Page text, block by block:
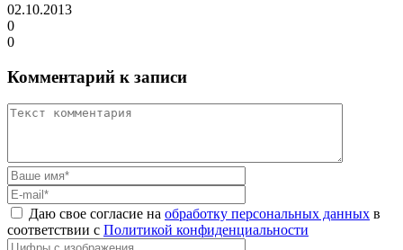
02.10.2013
0
0
Комментарий к записи
Даю свое согласие на обработку персональных данных в
соответствии с Политикой конфиденциальности